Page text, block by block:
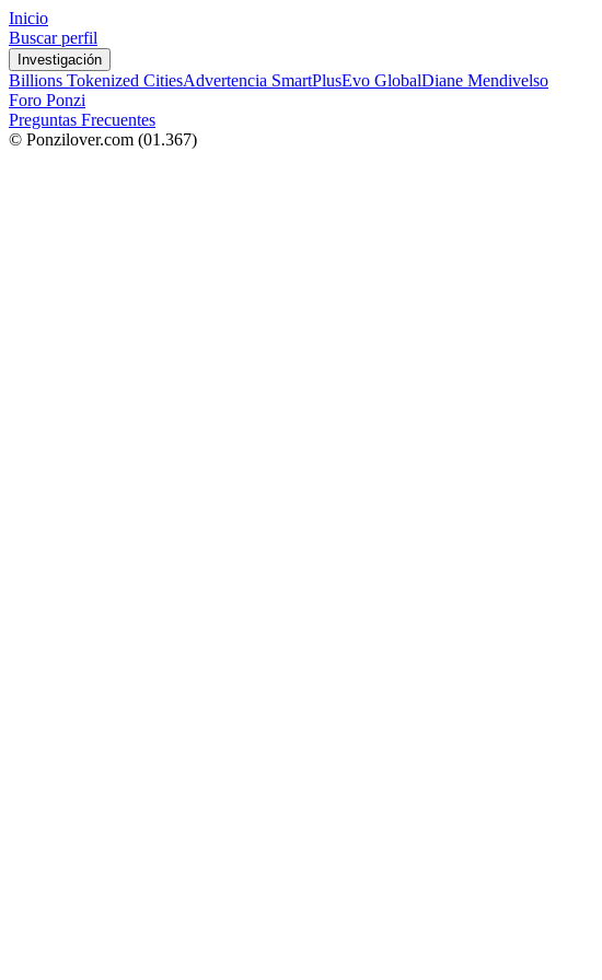
Inicio
Buscar perfil
Investigación
Billions Tokenized CitiesAdvertencia SmartPlusEvo GlobalDiane Mendivelso
Foro Ponzi
Preguntas Frecuentes
© Ponzilover.com (01.367)